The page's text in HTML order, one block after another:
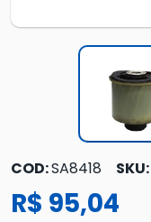
COD:SA8418 SKU:
R$ 95,04